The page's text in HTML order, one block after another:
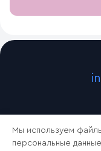
Мы используем
персональные